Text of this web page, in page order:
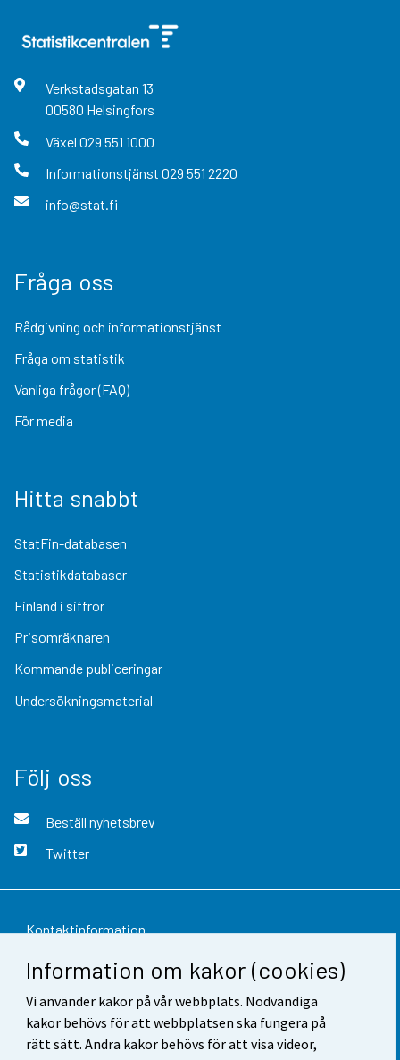
Information om kakor (cookies)
Vi använder kakor på vår webbplats. Nödvändiga
kakor behövs för att webbplatsen ska fungera på
rätt sätt. Andra kakor behövs för att visa videor,
Verkstadsgatan 13
00580 Helsingfors
Växel 029 551 1000
Informationstjänst 029 551 2220
info@stat.fi
Fråga oss
Rådgivning och informationstjänst
Fråga om statistik
Vanliga frågor (FAQ)
För media
Hitta snabbt
StatFin-databasen
Statistikdatabaser
Finland i siffror
Prisomräknaren
Kommande publiceringar
Undersökningsmaterial
Följ oss
Beställ nyhetsbrev
Twitter
Kontaktinformation
Respons
Användarvillkor
Dataskydd